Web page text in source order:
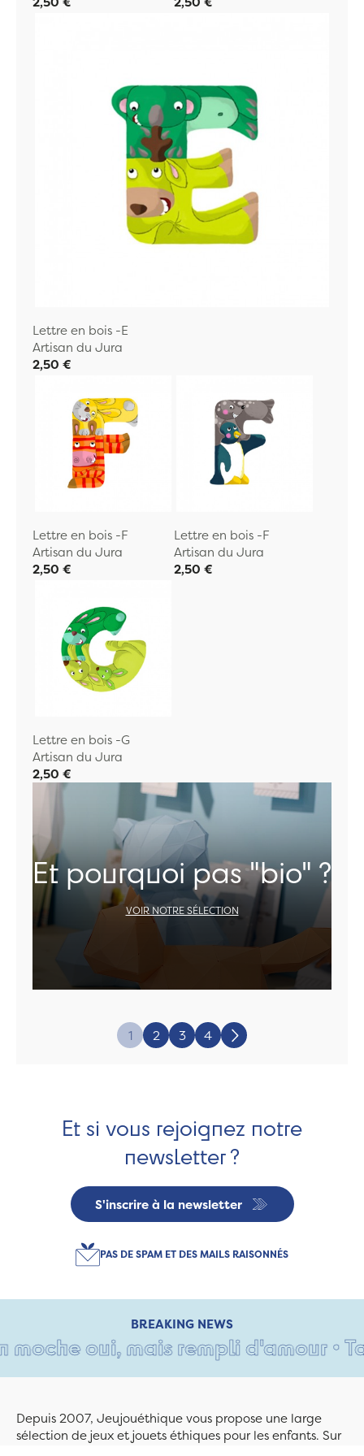
Lettre en bois -E
Artisan du Jura
2,50 €
Lettre en bois -F
Artisan du Jura
2,50 €
Lettre en bois -F
Artisan du Jura
2,50 €
Lettre en bois -G
Artisan du Jura
2,50 €
Et pourquoi pas "bio" ?
VOIR NOTRE SÉLECTION
1 2 3 4 Suivant
Et si vous rejoignez notre
newsletter ?
S'inscrire à la newsletter
PAS DE SPAM ET DES MAILS RAISONNÉS
BREAKING NEWS
oui, mais rempli d'amour • Tant
Depuis 2007, Jeujouéthique vous propose une large
sélection de jeux et jouets éthiques pour les enfants. Sur